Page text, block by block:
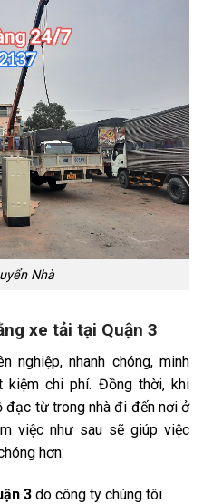
Nhà
xe tải tại Quận 3
nghiệp, nhanh chóng, minh
kiệm chi phí. Đồng thời, khi
đạc từ trong nhà đi đến nơi ở
việc như sau sẽ giúp việc
hơn:
3 do công ty chúng tôi